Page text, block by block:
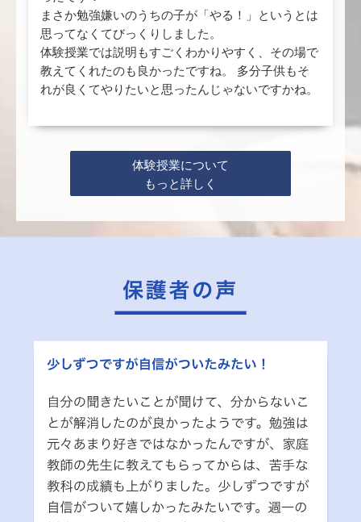
まさか勉強嫌いのうちの子が「やる！」というとは
思ってなくてびっくりしました。
体験授業では説明もすごくわかりやすく、その場で
教えてくれたのも良かったですね。 多分子供もそ
れが良くてやりたいと思ったんじゃないですかね。
体験授業について
もっと詳しく